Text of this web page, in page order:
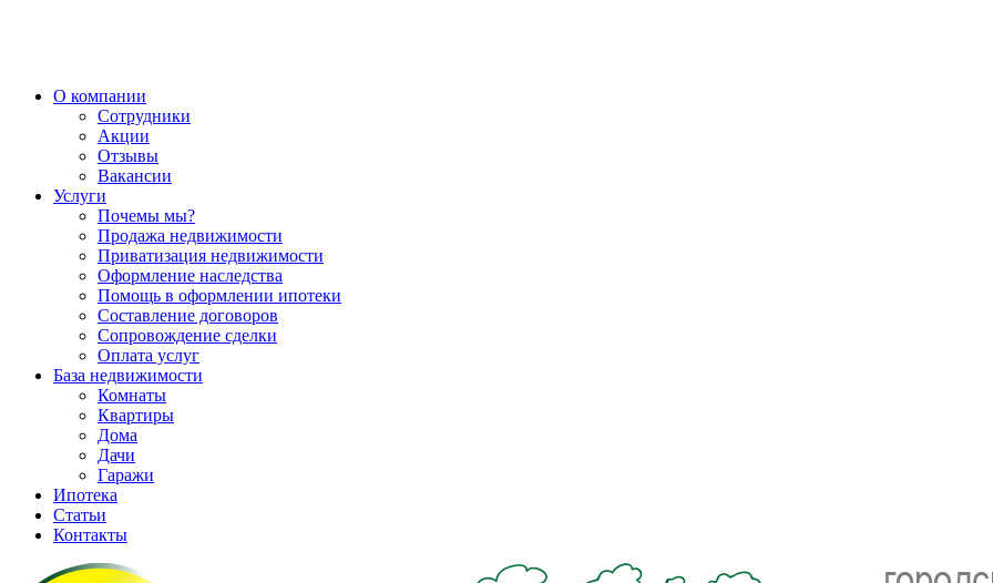
О компании
Сотрудники
Акции
Отзывы
Вакансии
Услуги
Почемы мы?
Продажа недвижимости
Приватизация недвижимости
Оформление наследства
Помощь в оформлении ипотеки
Составление договоров
Сопровождение сделки
Оплата услуг
База недвижимости
Комнаты
Квартиры
Дома
Дачи
Гаражи
Ипотека
Статьи
Контакты